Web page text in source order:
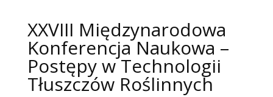
XXVIII Międzynarodowa
Konferencja Naukowa –
Postępy w Technologii
Tłuszczów Roślinnych